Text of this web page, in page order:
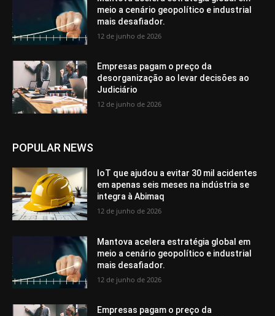
meio a cenário geopolítico e industrial
mais desafiador.
12 de junho de 2026
Empresas pagam o preço da
desorganização ao levar decisões ao
Judiciário
12 de junho de 2026
POPULAR NEWS
IoT que ajudou a evitar 30 mil acidentes
em apenas seis meses na indústria se
integra à Abimaq
12 de junho de 2026
Mantova acelera estratégia global em
meio a cenário geopolítico e industrial
mais desafiador.
12 de junho de 2026
Empresas pagam o preço da